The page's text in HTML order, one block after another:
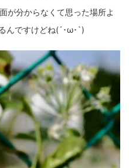
が分からなくて思った場所よ
んですけどね(´･ω･`)